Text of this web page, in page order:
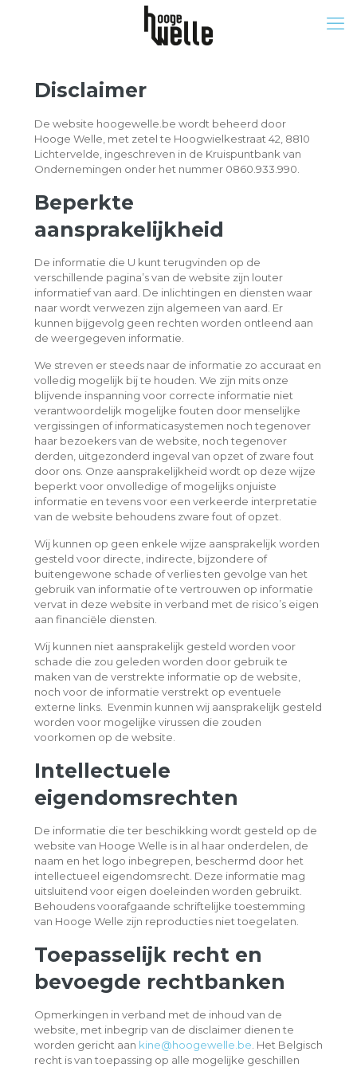
Disclaimer
De website hoogewelle.be wordt beheerd door
Hooge Welle, met zetel te Hoogwielkestraat 42, 8810
Lichtervelde, ingeschreven in de Kruispuntbank van
Ondernemingen onder het nummer 0860.933.990.
Beperkte
aansprakelijkheid
De informatie die U kunt terugvinden op de
verschillende pagina’s van de website zijn louter
informatief van aard. De inlichtingen en diensten waar
naar wordt verwezen zijn algemeen van aard. Er
kunnen bijgevolg geen rechten worden ontleend aan
de weergegeven informatie.
We streven er steeds naar de informatie zo accuraat en
volledig mogelijk bij te houden. We zijn mits onze
blijvende inspanning voor correcte informatie niet
verantwoordelijk mogelijke fouten door menselijke
vergissingen of informaticasystemen noch tegenover
haar bezoekers van de website, noch tegenover
derden, uitgezonderd ingeval van opzet of zware fout
door ons. Onze aansprakelijkheid wordt op deze wijze
beperkt voor onvolledige of mogelijks onjuiste
informatie en tevens voor een verkeerde interpretatie
van de website behoudens zware fout of opzet.
Wij kunnen op geen enkele wijze aansprakelijk worden
gesteld voor directe, indirecte, bijzondere of
buitengewone schade of verlies ten gevolge van het
gebruik van informatie of te vertrouwen op informatie
vervat in deze website in verband met de risico’s eigen
aan financiële diensten.
Wij kunnen niet aansprakelijk gesteld worden voor
schade die zou geleden worden door gebruik te
maken van de verstrekte informatie op de website,
noch voor de informatie verstrekt op eventuele
externe links. Evenmin kunnen wij aansprakelijk gesteld
worden voor mogelijke virussen die zouden
voorkomen op de website.
Intellectuele
eigendomsrechten
De informatie die ter beschikking wordt gesteld op de
website van Hooge Welle is in al haar onderdelen, de
naam en het logo inbegrepen, beschermd door het
intellectueel eigendomsrecht. Deze informatie mag
uitsluitend voor eigen doeleinden worden gebruikt.
Behoudens voorafgaande schriftelijke toestemming
van Hooge Welle zijn reproducties niet toegelaten.
Toepasselijk recht en
bevoegde rechtbanken
Opmerkingen in verband met de inhoud van de
website, met inbegrip van de disclaimer dienen te
worden gericht aan kine@hoogewelle.be . Het Belgisch
recht is van toepassing op alle mogelijke geschillen